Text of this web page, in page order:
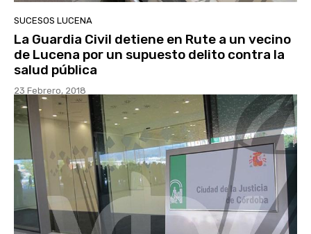
SUCESOS LUCENA
La Guardia Civil detiene en Rute a un vecino
de Lucena por un supuesto delito contra la
salud pública
23 Febrero, 2018